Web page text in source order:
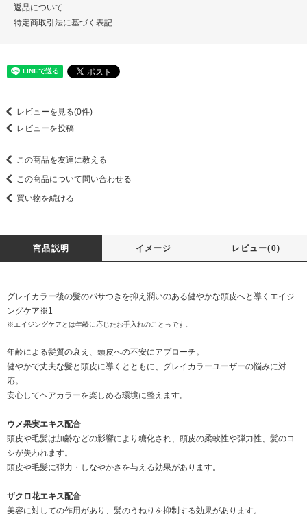
返品について
特定商取引法に基づく表記
レビューを見る(0件)
レビューを投稿
この商品を友達に教える
この商品について問い合わせる
買い物を続ける
商品説明 イメージ レビュー(0)
グレイカラー後の髪のパサつきを抑え潤いのある健やかな頭皮へと導くエイジ
ングケア※1
※エイジングケアとは年齢に応じたお手入れのことっです。
年齢による髪質の衰え、頭皮への不安にアプローチ。
健やかで丈夫な髪と頭皮に導くとともに、グレイカラーユーザーの悩みに対
応。
安心してヘアカラーを楽しめる環境に整えます。
ウメ果実エキス配合
頭皮や毛髪は加齢などの影響により糖化され、頭皮の柔軟性や弾力性、髪のコ
シが失われます。
頭皮や毛髪に弾力・しなやかさを与える効果があります。
ザクロ花エキス配合
美容に対しての作用があり、髪のうねりを抑制する効果があります。